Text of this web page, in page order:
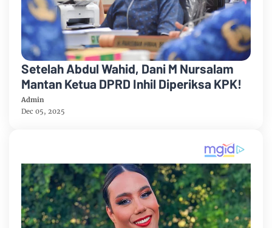
Setelah Abdul Wahid, Dani M Nursalam
Mantan Ketua DPRD Inhil Diperiksa KPK!
Admin
Dec 05, 2025